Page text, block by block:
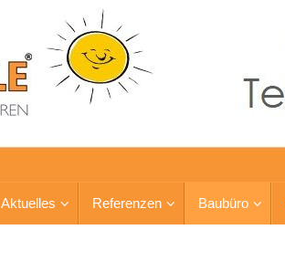
Aktuelles Referenzen Baubüro